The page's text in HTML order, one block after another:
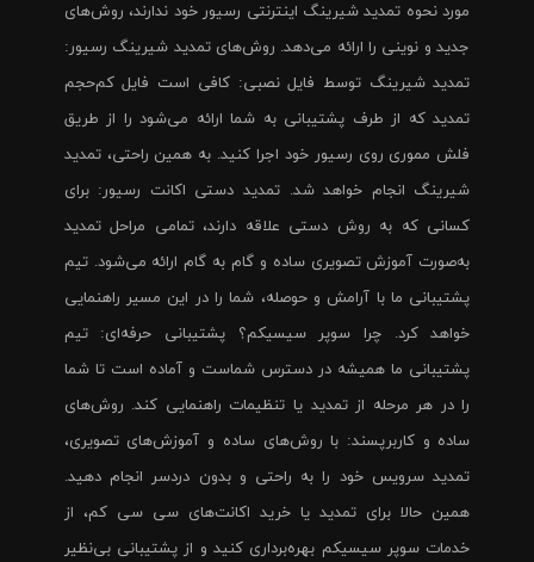
مورد نحوه تمدید شیرینگ اینترنتی رسیور خود ندارند، روش‌های
جدید و نوینی را ارائه می‌دهد. روش‌های تمدید شیرینگ رسیور:
تمدید شیرینگ توسط فایل نصبی: کافی است فایل کم‌حجم
تمدید که از طرف پشتیبانی به شما ارائه می‌شود را از طریق
فلش مموری روی رسیور خود اجرا کنید. به همین راحتی، تمدید
شیرینگ انجام خواهد شد. تمدید دستی اکانت رسیور: برای
کسانی که به روش دستی علاقه دارند، تمامی مراحل تمدید
به‌صورت آموزش تصویری ساده و گام به گام ارائه می‌شود. تیم
پشتیبانی ما با آرامش و حوصله، شما را در این مسیر راهنمایی
خواهد کرد. چرا سوپر سیسیکم؟ پشتیبانی حرفه‌ای: تیم
پشتیبانی ما همیشه در دسترس شماست و آماده است تا شما
را در هر مرحله از تمدید یا تنظیمات راهنمایی کند. روش‌های
ساده و کاربرپسند: با روش‌های ساده و آموزش‌های تصویری،
تمدید سرویس خود را به راحتی و بدون دردسر انجام دهید.
همین حالا برای تمدید یا خرید اکانت‌های سی سی کم، از
خدمات سوپر سیسیکم بهره‌برداری کنید و از پشتیبانی بی‌نظیر